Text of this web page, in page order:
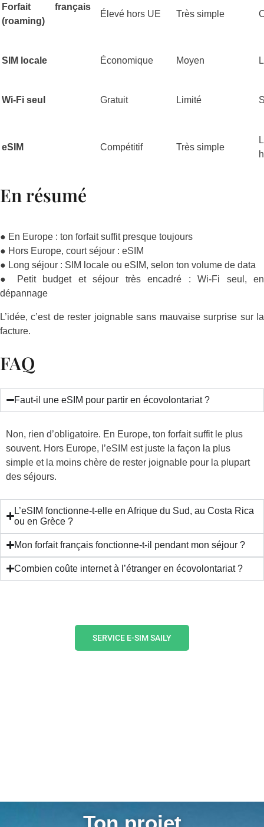
Forfait français
(roaming)
Élevé hors UE Très simple
SIM locale Économique Moyen
Wi-Fi seul Gratuit Limité
eSIM Compétitif Très simple
En résumé
● En Europe : ton forfait suffit presque toujours
● Hors Europe, court séjour : eSIM
● Long séjour : SIM locale ou eSIM, selon ton volume de data
● Petit budget et séjour très encadré : Wi-Fi seul, en
dépannage
L’idée, c’est de rester joignable sans mauvaise surprise sur la
facture.
FAQ
Faut-il une eSIM pour partir en écovolontariat ?
Non, rien d’obligatoire. En Europe, ton forfait suffit le plus
souvent. Hors Europe, l’eSIM est juste la façon la plus
simple et la moins chère de rester joignable pour la plupart
des séjours.
L’eSIM fonctionne-t-elle en Afrique du Sud, au Costa Rica
ou en Grèce ?
Mon forfait français fonctionne-t-il pendant mon séjour ?
Combien coûte internet à l’étranger en écovolontariat ?
SERVICE E-SIM SAILY
Ton projet